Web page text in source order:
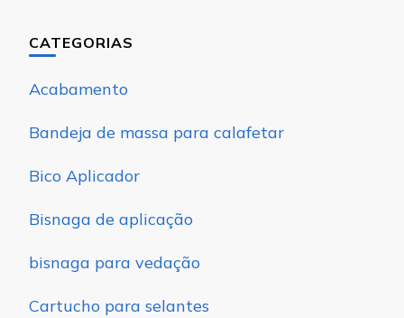
CATEGORIAS
Acabamento
Bandeja de massa para calafetar
Bico Aplicador
Bisnaga de aplicação
bisnaga para vedação
Cartucho para selantes